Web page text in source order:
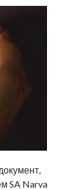
SA Narva